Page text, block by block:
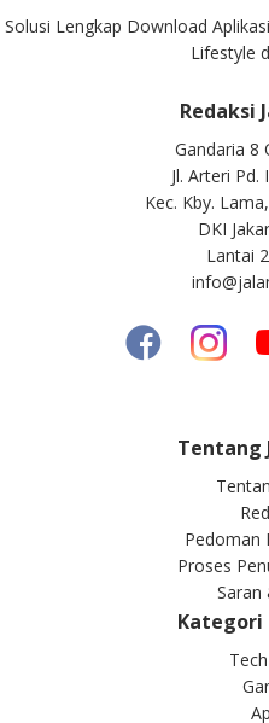
Solusi Lengkap Download
Lifestyle
Redaksi
Gandaria 8
Jl. Arteri Pd.
Kec. Kby.
DKI
Lantai
Tentang
Pedoman
Proses
Saran
Kategori